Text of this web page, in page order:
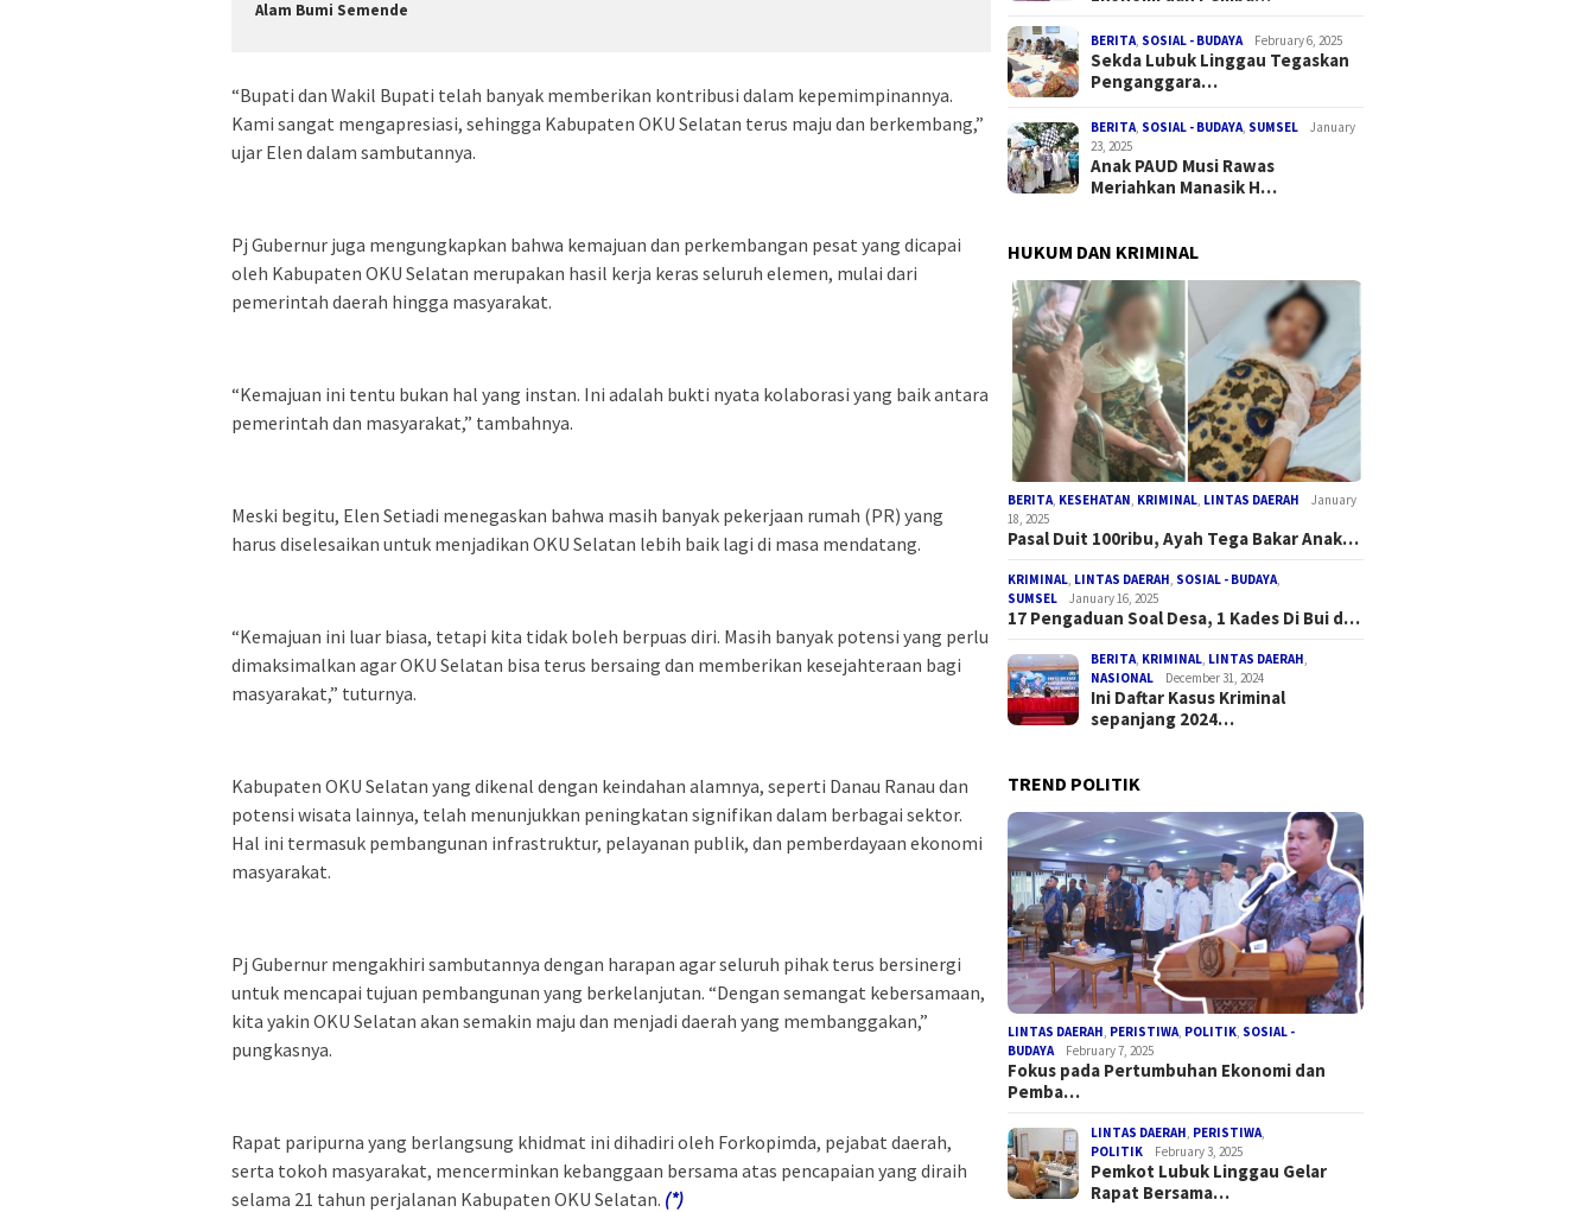
Alam Bumi Semende
“Bupati dan Wakil Bupati telah banyak memberikan kontribusi dalam kepemimpinannya.
Kami sangat mengapresiasi, sehingga Kabupaten OKU Selatan terus maju dan berkembang,”
ujar Elen dalam sambutannya.
Pj Gubernur juga mengungkapkan bahwa kemajuan dan perkembangan pesat yang dicapai
oleh Kabupaten OKU Selatan merupakan hasil kerja keras seluruh elemen, mulai dari
pemerintah daerah hingga masyarakat.
“Kemajuan ini tentu bukan hal yang instan. Ini adalah bukti nyata kolaborasi yang baik antara
pemerintah dan masyarakat,” tambahnya.
Meski begitu, Elen Setiadi menegaskan bahwa masih banyak pekerjaan rumah (PR) yang
harus diselesaikan untuk menjadikan OKU Selatan lebih baik lagi di masa mendatang.
“Kemajuan ini luar biasa, tetapi kita tidak boleh berpuas diri. Masih banyak potensi yang perlu
dimaksimalkan agar OKU Selatan bisa terus bersaing dan memberikan kesejahteraan bagi
masyarakat,” tuturnya.
Kabupaten OKU Selatan yang dikenal dengan keindahan alamnya, seperti Danau Ranau dan
potensi wisata lainnya, telah menunjukkan peningkatan signifikan dalam berbagai sektor.
Hal ini termasuk pembangunan infrastruktur, pelayanan publik, dan pemberdayaan ekonomi
masyarakat.
Pj Gubernur mengakhiri sambutannya dengan harapan agar seluruh pihak terus bersinergi
untuk mencapai tujuan pembangunan yang berkelanjutan. “Dengan semangat kebersamaan,
kita yakin OKU Selatan akan semakin maju dan menjadi daerah yang membanggakan,”
pungkasnya.
Rapat paripurna yang berlangsung khidmat ini dihadiri oleh Forkopimda, pejabat daerah,
serta tokoh masyarakat, mencerminkan kebanggaan bersama atas pencapaian yang diraih
selama 21 tahun perjalanan Kabupaten OKU Selatan. (*)
BERITA, SOSIAL - BUDAYA February 6, 2025
Sekda Lubuk Linggau Tegaskan
Penganggara…
BERITA, SOSIAL - BUDAYA, SUMSEL
January
23, 2025
Anak PAUD Musi Rawas
Meriahkan Manasik H…
HUKUM DAN KRIMINAL
BERITA, KESEHATAN, KRIMINAL, LINTAS DAERAH
January
18, 2025
Pasal Duit 100ribu, Ayah Tega Bakar Anak…
KRIMINAL, LINTAS DAERAH, SOSIAL - BUDAYA,
SUMSEL
January 16, 2025
17 Pengaduan Soal Desa, 1 Kades Di Bui d…
BERITA, KRIMINAL, LINTAS DAERAH,
NASIONAL
December 31, 2024
Ini Daftar Kasus Kriminal
sepanjang 2024…
TREND POLITIK
LINTAS DAERAH, PERISTIWA, POLITIK, SOSIAL -
BUDAYA
February 7, 2025
Fokus pada Pertumbuhan Ekonomi dan
Pemba…
LINTAS DAERAH, PERISTIWA,
POLITIK
February 3, 2025
Pemkot Lubuk Linggau Gelar
Rapat Bersama…